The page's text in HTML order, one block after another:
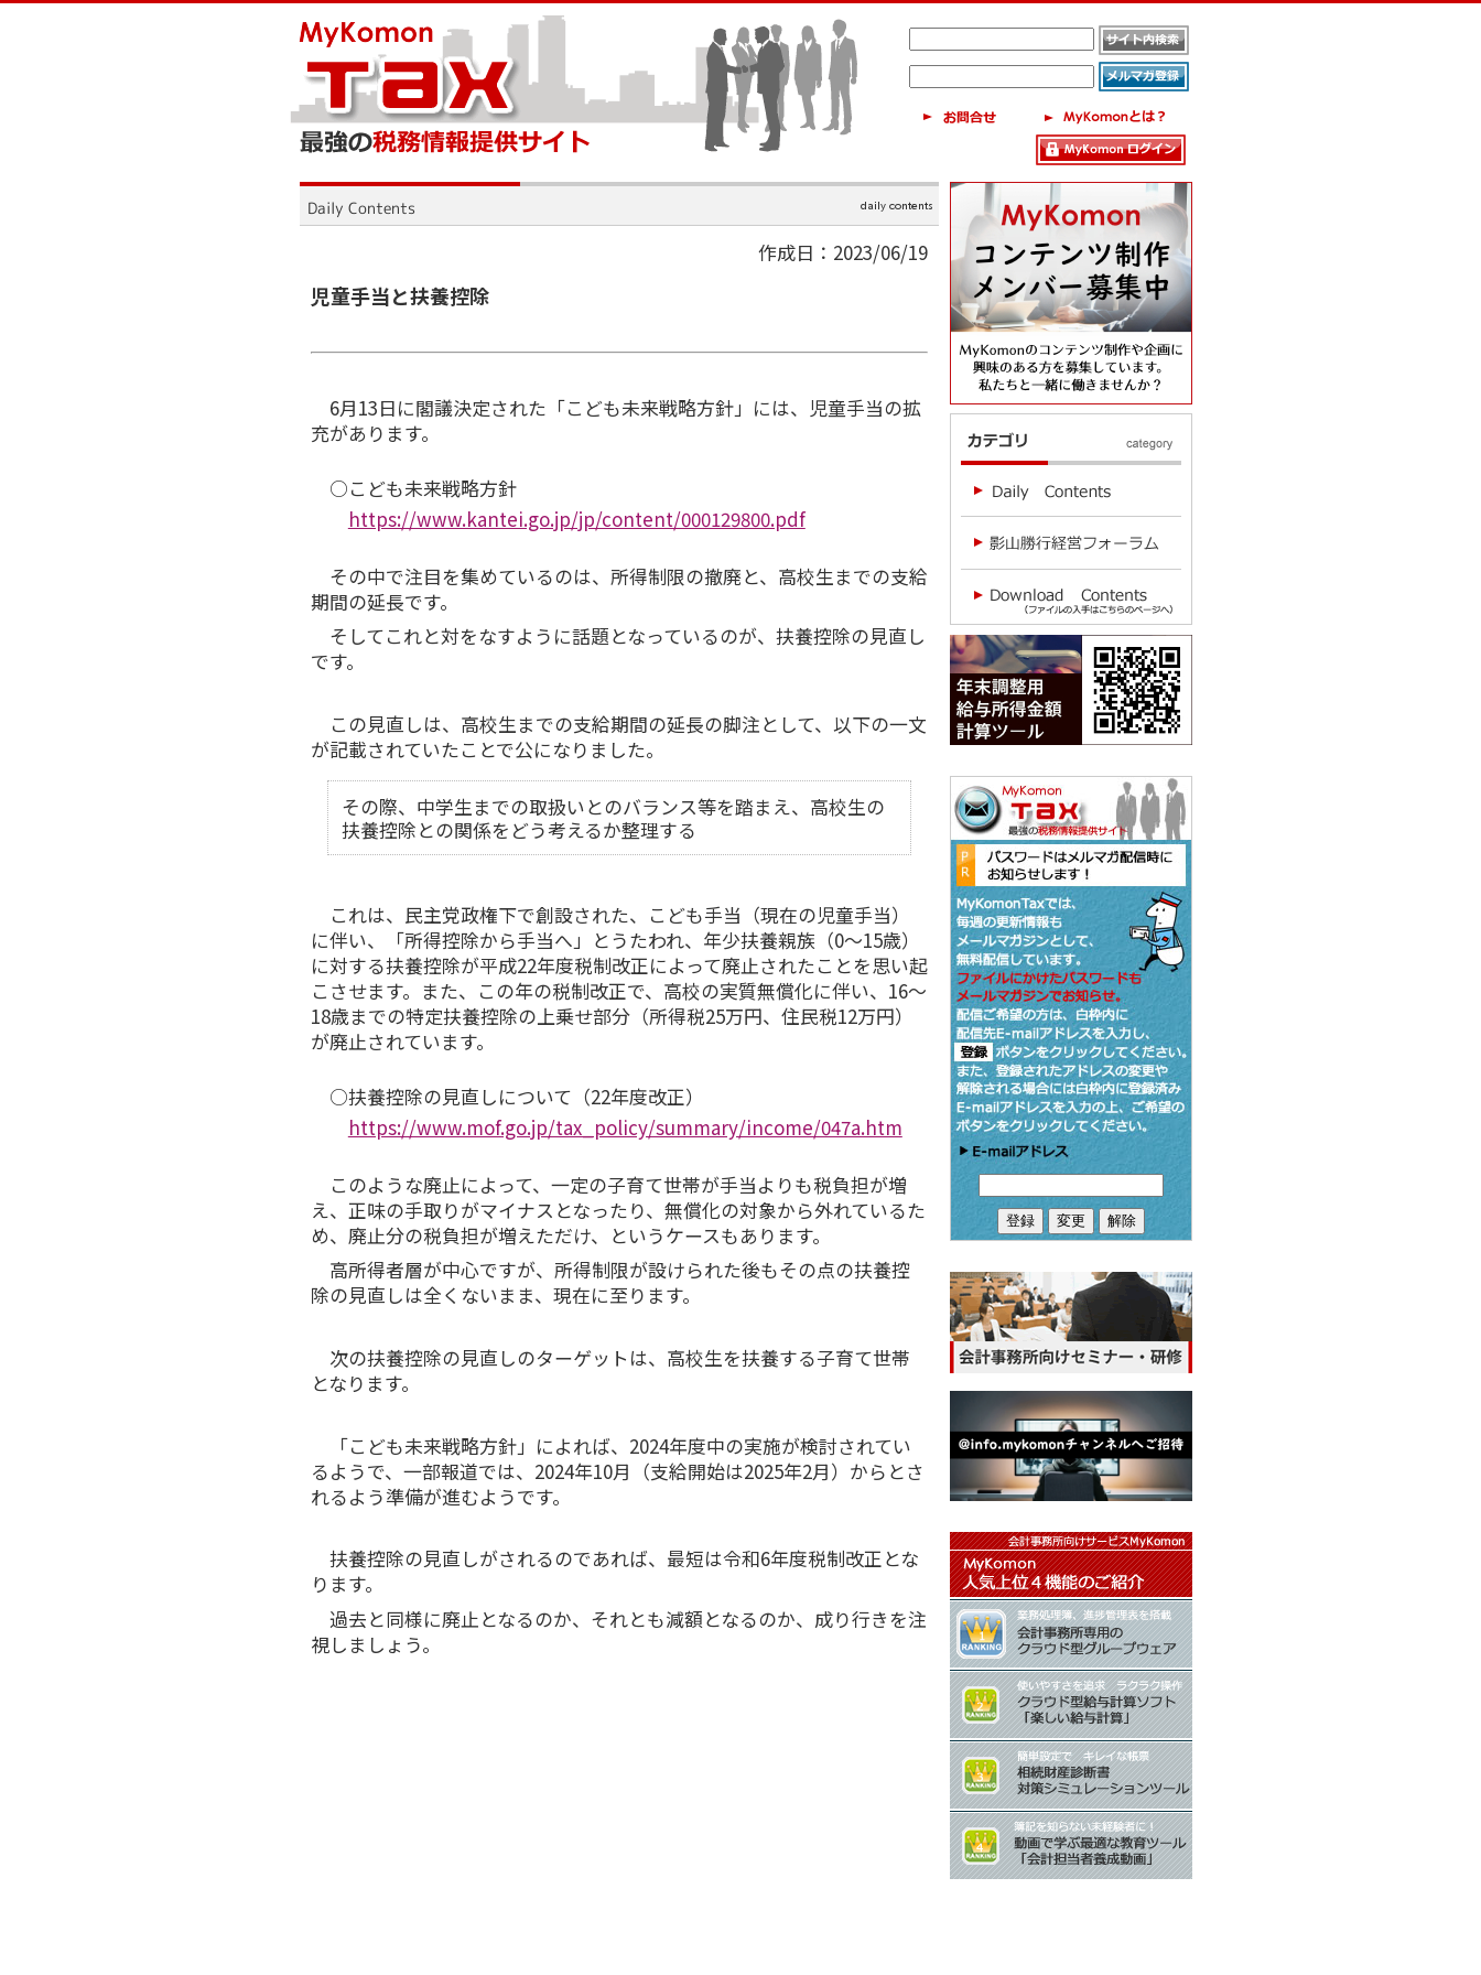
作成日：2023/06/19
児童手当と扶養控除
6月13日に閣議決定された「こども未来戦略方針」には、児童手当の拡
充があります。
○こども未来戦略方針
https://www.kantei.go.jp/jp/content/000129800.pdf
その中で注目を集めているのは、所得制限の撤廃と、高校生までの支給
期間の延長です。
そしてこれと対をなすように話題となっているのが、扶養控除の見直し
です。
この見直しは、高校生までの支給期間の延長の脚注として、以下の一文
が記載されていたことで公になりました。
その際、中学生までの取扱いとのバランス等を踏まえ、高校生の
扶養控除との関係をどう考えるか整理する
これは、民主党政権下で創設された、こども手当（現在の児童手当）
に伴い、「所得控除から手当へ」とうたわれ、年少扶養親族（0～15歳）
に対する扶養控除が平成22年度税制改正によって廃止されたことを思い起
こさせます。また、この年の税制改正で、高校の実質無償化に伴い、16～
18歳までの特定扶養控除の上乗せ部分（所得税25万円、住民税12万円）
が廃止されています。
○扶養控除の見直しについて（22年度改正）
https://www.mof.go.jp/tax_policy/summary/income/047a.htm
このような廃止によって、一定の子育て世帯が手当よりも税負担が増
え、正味の手取りがマイナスとなったり、無償化の対象から外れているた
め、廃止分の税負担が増えただけ、というケースもあります。
高所得者層が中心ですが、所得制限が設けられた後もその点の扶養控
除の見直しは全くないまま、現在に至ります。
次の扶養控除の見直しのターゲットは、高校生を扶養する子育て世帯
となります。
「こども未来戦略方針」によれば、2024年度中の実施が検討されてい
るようで、一部報道では、2024年10月（支給開始は2025年2月）からとさ
れるよう準備が進むようです。
扶養控除の見直しがされるのであれば、最短は令和6年度税制改正とな
ります。
過去と同様に廃止となるのか、それとも減額となるのか、成り行きを注
視しましょう。